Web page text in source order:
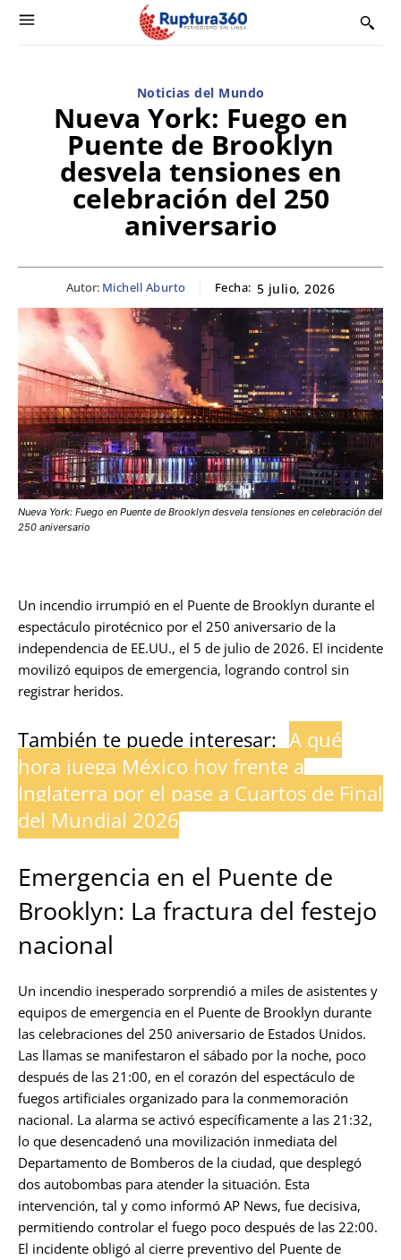
Noticias del Mundo
Nueva York: Fuego en
Puente de Brooklyn
desvela tensiones en
celebración del 250
aniversario
Autor: Michell Aburto Fecha: 5 julio, 2026
Nueva York: Fuego en Puente de Brooklyn desvela tensiones en celebración del
250 aniversario
Un incendio irrumpió en el Puente de Brooklyn durante el
espectáculo pirotécnico por el 250 aniversario de la
independencia de EE.UU., el 5 de julio de 2026. El incidente
movilizó equipos de emergencia, logrando control sin
registrar heridos.
También te puede interesar: A qué
hora juega México hoy frente a
Inglaterra por el pase a Cuartos de Final
del Mundial 2026
Emergencia en el Puente de
Brooklyn: La fractura del festejo
nacional
Un incendio inesperado sorprendió a miles de asistentes y
equipos de emergencia en el Puente de Brooklyn durante
las celebraciones del 250 aniversario de Estados Unidos.
Las llamas se manifestaron el sábado por la noche, poco
después de las 21:00, en el corazón del espectáculo de
fuegos artificiales organizado para la conmemoración
nacional. La alarma se activó específicamente a las 21:32,
lo que desencadenó una movilización inmediata del
Departamento de Bomberos de la ciudad, que desplegó
dos autobombas para atender la situación. Esta
intervención, tal y como informó AP News, fue decisiva,
permitiendo controlar el fuego poco después de las 22:00.
El incidente obligó al cierre preventivo del Puente de